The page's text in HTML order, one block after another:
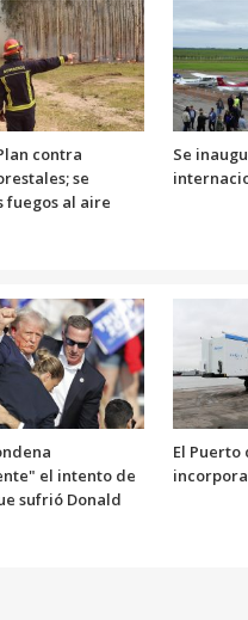
contra
se
fuegos al aire
Se
el intento de
sufrió Donald
El